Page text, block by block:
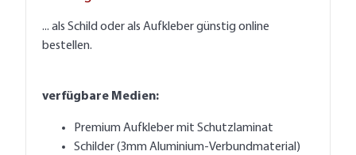
... als Schild oder als Aufkleber günstig online
bestellen.
verfügbare Medien:
Premium Aufkleber mit Schutzlaminat
Schilder (3mm Aluminium-Verbundmaterial)